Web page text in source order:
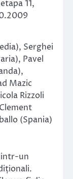
11,
Serghei
Pavel
Mazic
Rizzoli
(Spania)
un